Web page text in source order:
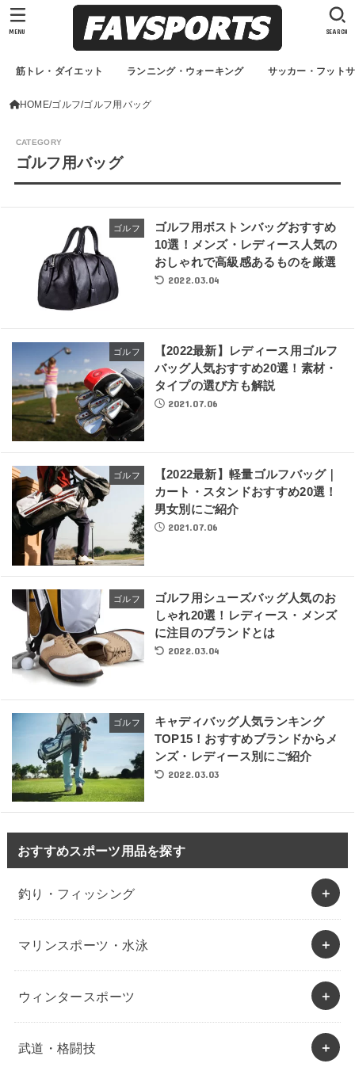
筋トレ・ダイエット ランニング・ウォーキング サッカー・フット
SEARCH
MENU
HOME ゴルフ ゴルフ用バッグ
ゴルフ用バッグ
ゴルフ
ゴルフ用ボストンバッグおすすめ
10選！メンズ・レディース人気の
おしゃれで高級感あるものを厳選
2022.03.04
ゴルフ
【2022最新】レディース用ゴルフ
バッグ人気おすすめ20選！素材・
タイプの選び方も解説
2021.07.06
ゴルフ
【2022最新】軽量ゴルフバッグ｜
カート・スタンドおすすめ20選！
男女別にご紹介
2021.07.06
ゴルフ
ゴルフ用シューズバッグ人気のお
しゃれ20選！レディース・メンズ
に注目のブランドとは
2022.03.04
ゴルフ
キャディバッグ人気ランキング
TOP15！おすすめブランドからメ
ンズ・レディース別にご紹介
2022.03.03
おすすめスポーツ用品を探す
釣り・フィッシング
マリンスポーツ・水泳
ウィンタースポーツ
武道・格闘技